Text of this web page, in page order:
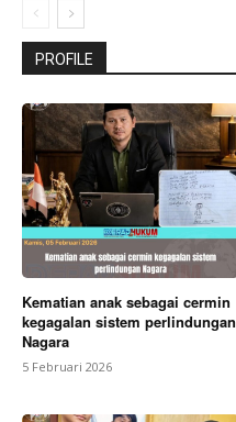
PROFILE
Kematian anak sebagai cermin
kegagalan sistem perlindungan
Nagara
5 Februari 2026